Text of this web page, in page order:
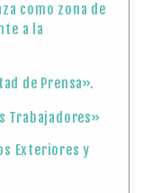
como zona de
a la
de Prensa».
Trabajadores»
Exteriores y